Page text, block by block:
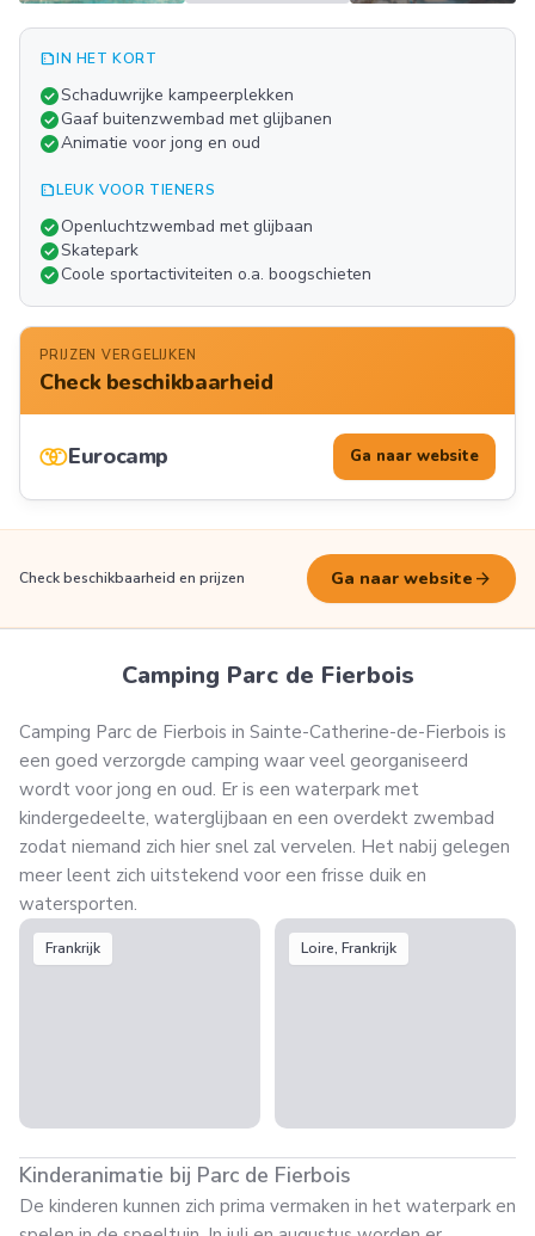
summarizeIN HET KORT
check_circleSchaduwrijke kampeerplekken
check_circleGaaf buitenzwembad met glijbanen
check_circleAnimatie voor jong en oud
summarizeLEUK VOOR TIENERS
check_circleOpenluchtzwembad met glijbaan
check_circleSkatepark
check_circleCoole sportactiviteiten o.a. boogschieten
PRIJZEN VERGELIJKEN
Check beschikbaarheid
Eurocamp Ga naar website
Check beschikbaarheid en prijzen Ga naar website arrow_forward
Camping Parc de Fierbois
Camping Parc de Fierbois in Sainte-Catherine-de-Fierbois is
een goed verzorgde camping waar veel georganiseerd
wordt voor jong en oud. Er is een waterpark met
kindergedeelte, waterglijbaan en een overdekt zwembad
zodat niemand zich hier snel zal vervelen. Het nabij gelegen
meer leent zich uitstekend voor een frisse duik en
watersporten.
Frankrijk Loire, Frankrijk
Kinderanimatie bij Parc de Fierbois
De kinderen kunnen zich prima vermaken in het waterpark en